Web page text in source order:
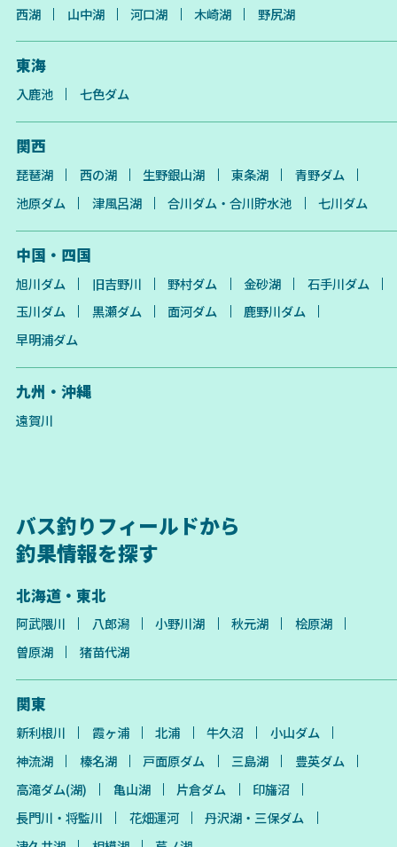
西湖 山中湖 河口湖 木崎湖 野尻湖
東海
入鹿池 七色ダム
関西
琵琶湖 西の湖 生野銀山湖 東条湖
青野ダム
池原ダム
津風呂湖 合川ダム・合川貯水池 七川ダム
中国・四国
旭川ダム 旧吉野川 野村ダム 金砂湖
石手川ダム
玉川ダム
黒瀬ダム 面河ダム
鹿野川ダム
早明浦ダム
九州・沖縄
遠賀川
バス釣りフィールドから
釣果情報を探す
北海道・東北
阿武隈川 八郎潟 小野川湖 秋元湖
桧原湖
曽原湖
猪苗代湖
関東
新利根川 霞ヶ浦 北浦 牛久沼
小山ダム
神流湖
榛名湖 戸面原ダム 三島湖
豊英ダム
高滝ダム(湖)
亀山湖 片倉ダム
印旛沼
長門川・将監川
花畑運河
丹沢湖・三保ダム